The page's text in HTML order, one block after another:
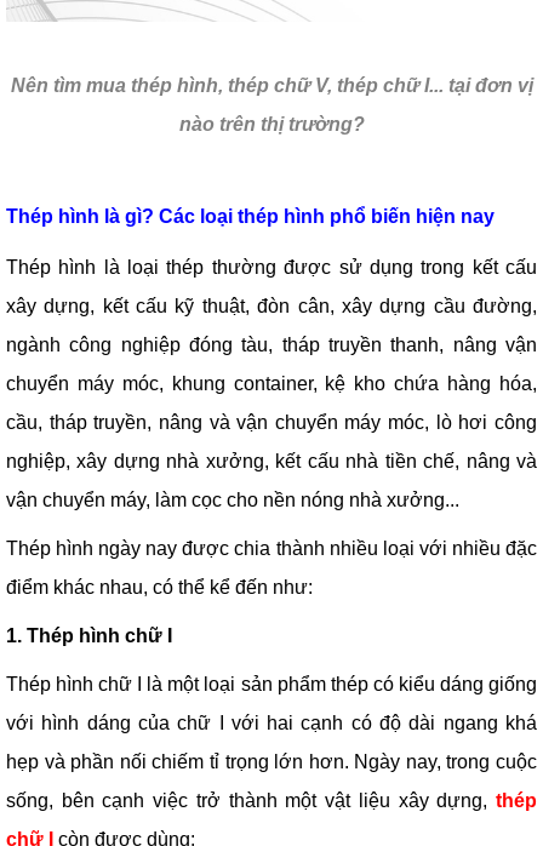
Nên tìm mua thép hình, thép chữ V, thép chữ I... tại đơn vị
nào trên thị trường?
Thép hình là gì? Các loại thép hình phổ biến hiện nay
Thép hình là loại thép thường được sử dụng trong kết cấu
xây dựng, kết cấu kỹ thuật, đòn cân, xây dựng cầu đường,
ngành công nghiệp đóng tàu, tháp truyền thanh, nâng vận
chuyển máy móc, khung container, kệ kho chứa hàng hóa,
cầu, tháp truyền, nâng và vận chuyển máy móc, lò hơi công
nghiệp, xây dựng nhà xưởng, kết cấu nhà tiền chế, nâng và
vận chuyển máy, làm cọc cho nền nóng nhà xưởng...
Thép hình ngày nay được chia thành nhiều loại với nhiều đặc
điểm khác nhau, có thể kể đến như:
1. Thép hình chữ I
Thép hình chữ I là một loại sản phẩm thép có kiểu dáng giống
với hình dáng của chữ I với hai cạnh có độ dài ngang khá
hẹp và phần nối chiếm tỉ trọng lớn hơn. Ngày nay, trong cuộc
sống, bên cạnh việc trở thành một vật liệu xây dựng, thép
chữ
còn được dùng: